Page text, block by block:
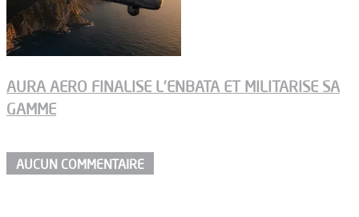
AURA AERO FINALISE L’ENBATA ET MILITARISE SA
GAMME
AUCUN COMMENTAIRE